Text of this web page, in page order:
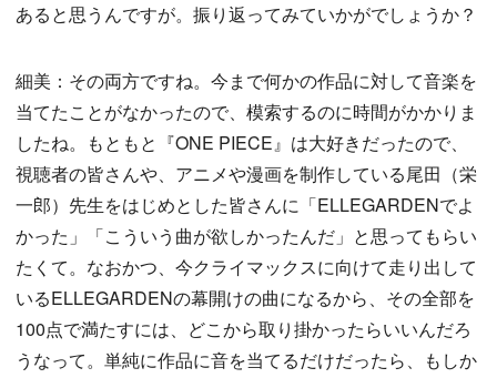
あると思うんですが。振り返ってみていかがでしょうか？
細美：その両方ですね。今まで何かの作品に対して音楽を
当てたことがなかったので、模索するのに時間がかかりま
したね。もともと『ONE PIECE』は大好きだったので、
視聴者の皆さんや、アニメや漫画を制作している尾田（栄
一郎）先生をはじめとした皆さんに「ELLEGARDENでよ
かった」「こういう曲が欲しかったんだ」と思ってもらい
たくて。なおかつ、今クライマックスに向けて走り出して
いるELLEGARDENの幕開けの曲になるから、その全部を
100点で満たすには、どこから取り掛かったらいいんだろ
うなって。単純に作品に音を当てるだけだったら、もしか